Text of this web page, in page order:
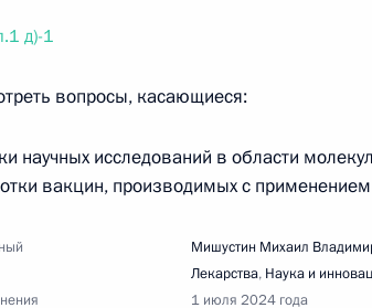
года, 18:30
семейных конкурсов
года, 18:00 6 поручений
поручений по итогам встречи с
д)-1
вопросы, касающиеся:
научных исследований в области
вакцин, производимых с
Мишустин Михаил
Лекарства, Наука и
1 июля 2024 года